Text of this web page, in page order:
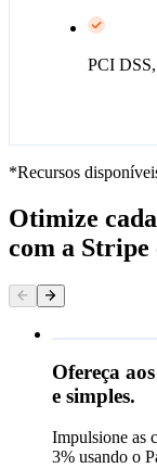
PCI
*Recursos
Otimize
com a Stripe
E-mail
Ofereça
e simples.
Impulsione as
3% usando o